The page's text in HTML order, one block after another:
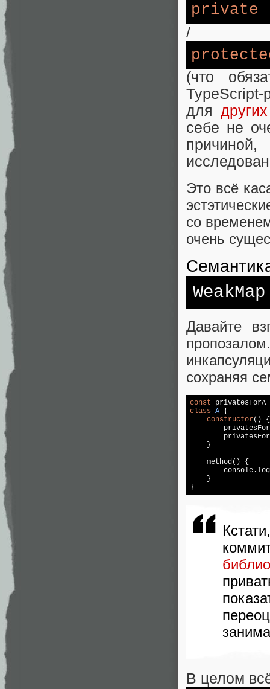
private
/
(что
TypeScript-
для
себе не
Это всё
со
очень
WeakMap
Давайте
сохраняя
const
class A {
constructor() {
    }
    method() {
console
    }
}
В целом